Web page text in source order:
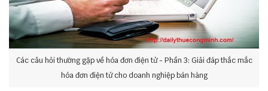
Các câu hỏi thường gặp về hóa đơn điện tử - Phần 3: Giải đáp thắc mắc
hóa đơn điện tử cho doanh nghiệp bán hàng